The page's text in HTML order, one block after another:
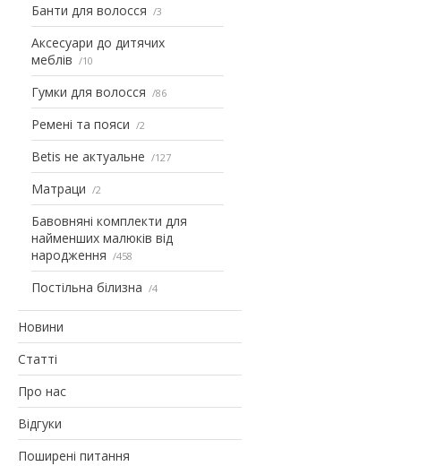
Банти для волосся 3
Аксесуари до дитячих
меблів
10
Гумки для волосся 86
Ремені та пояси 2
Betis не актуальне 127
Матраци 2
Бавовняні комплекти для
найменших малюків від
народження
458
Постільна білизна 4
Новини
Статті
Про нас
Відгуки
Поширені питання